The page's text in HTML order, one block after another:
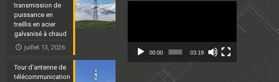
transmission de
puissance en
treillis en acier
galvanisé à chaud
juillet 13, 2026
Tour d'antenne de
télécommunication
00:00 03:19